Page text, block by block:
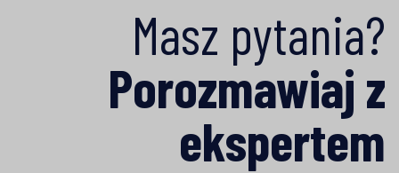
Masz pytania?
Porozmawiaj z
ekspertem